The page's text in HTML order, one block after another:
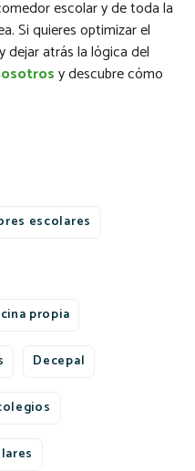
escolar y de toda la
Si quieres optimizar el
dejar atrás la lógica del
y descubre cómo
escolares
propia
Decepal